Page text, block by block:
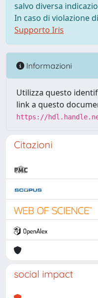
salvo diversa
In caso di violazione
Supporto Iris
Informazioni
Utilizza questo
link a questo
https://
Citazioni
social impact